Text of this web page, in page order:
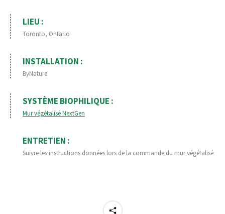
LIEU :
Toronto, Ontario
INSTALLATION :
ByNature
SYSTÈME BIOPHILIQUE :
Mur végétalisé NextGen
ENTRETIEN :
Suivre les instructions données lors de la commande du mur végétalisé